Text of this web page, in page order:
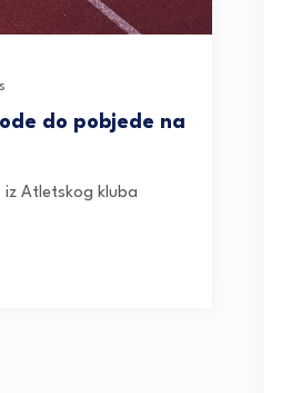
do pobjede na
iz Atletskog kluba